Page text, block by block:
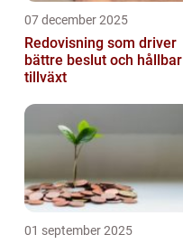
07 december 2025
Redovisning som driver
bättre beslut och hållbar
tillväxt
01 september 2025